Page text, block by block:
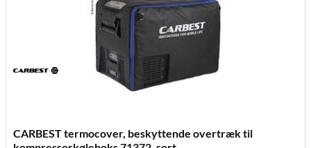
CARBEST termocover, beskyttende overtræk til